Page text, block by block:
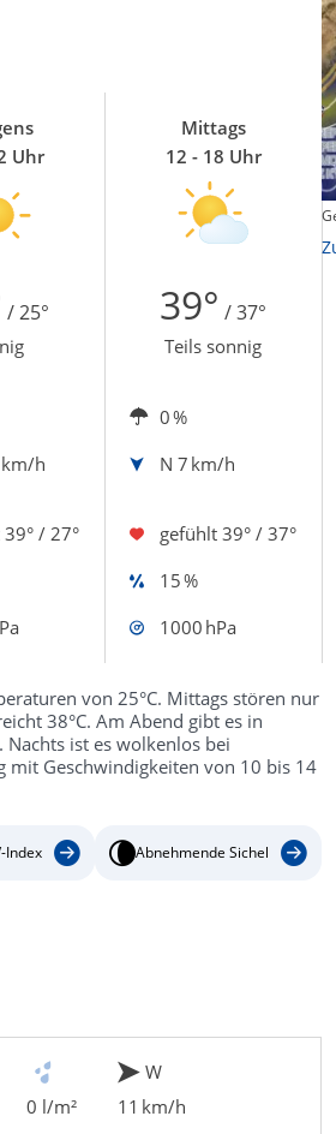
Uhr
Mittags
12 - 18 Uhr
/ 25° 39° / 37°
Teils sonnig
0 %
h N 7 km/h
39° / 27° gefühlt 39° / 37°
15 %
1000 hPa
von 25°C. Mittags stören nur
38°C. Am Abend gibt es in
ist es wolkenlos bei
mit Geschwindigkeiten von 10 bis 14
Index Abnehmende Sichel
0 l/m²
W
11 km/h
heute